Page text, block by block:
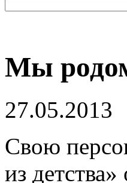
Мы
27.05.2013
Свою
из